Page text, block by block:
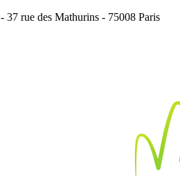
- 37 rue des Mathurins - 75008 Paris